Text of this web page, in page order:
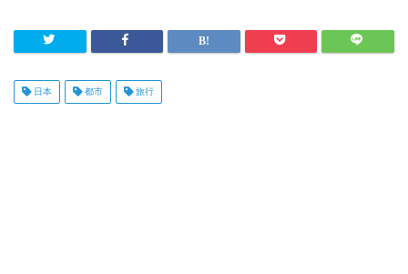
日本 都市 旅行